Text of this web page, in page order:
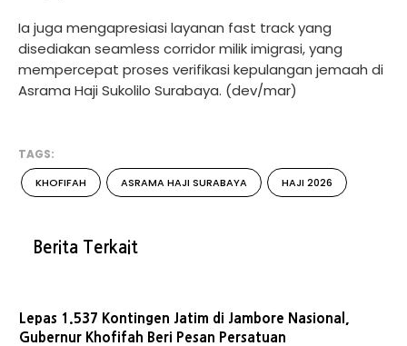
Ia juga mengapresiasi layanan fast track yang
disediakan seamless corridor milik imigrasi, yang
mempercepat proses verifikasi kepulangan jemaah di
Asrama Haji Sukolilo Surabaya. (dev/mar)
TAGS:
KHOFIFAH ASRAMA HAJI SURABAYA HAJI 2026
Berita Terkait
Lepas 1.537 Kontingen Jatim di Jambore Nasional,
Gubernur Khofifah Beri Pesan Persatuan